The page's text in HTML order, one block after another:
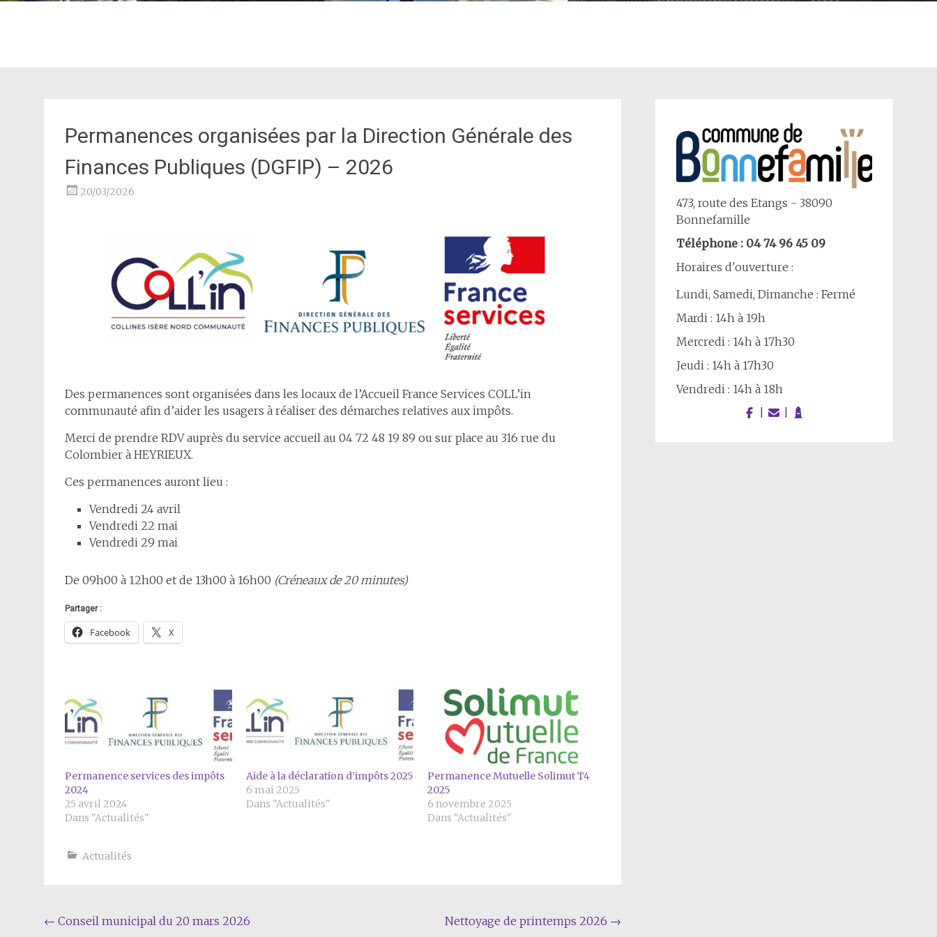
Permanences organisées par la Direction Générale des
Finances Publiques (DGFIP) – 2026
20/03/2026
Des permanences sont organisées dans les locaux de l’Accueil France Services COLL’in
communauté afin d’aider les usagers à réaliser des démarches relatives aux impôts.
Merci de prendre RDV auprès du service accueil au 04 72 48 19 89 ou sur place au 316 rue du
Colombier à HEYRIEUX.
Ces permanences auront lieu :
Vendredi 24 avril
Vendredi 22 mai
Vendredi 29 mai
De 09h00 à 12h00 et de 13h00 à 16h00 (Créneaux de 20 minutes)
Partager :
Facebook X
Permanence services des impôts
2024
25 avril 2024
Dans "Actualités"
Aide à la déclaration d’impôts 2025
6 mai 2025
Dans "Actualités"
Permanence Mutuelle Solimut T4
2025
6 novembre 2025
Dans "Actualités"
Actualités
Navigation
← Conseil municipal du 20 mars 2026 Nettoyage de printemps 2026 →
473, route des Etangs - 38090
Bonnefamille
Téléphone : 04 74 96 45 09
Horaires d'ouverture :
Lundi, Samedi, Dimanche : Fermé
Mardi : 14h à 19h
Mercredi : 14h à 17h30
Jeudi : 14h à 17h30
Vendredi : 14h à 18h